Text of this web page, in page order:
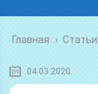
Главная › Статьи
04.03.2020